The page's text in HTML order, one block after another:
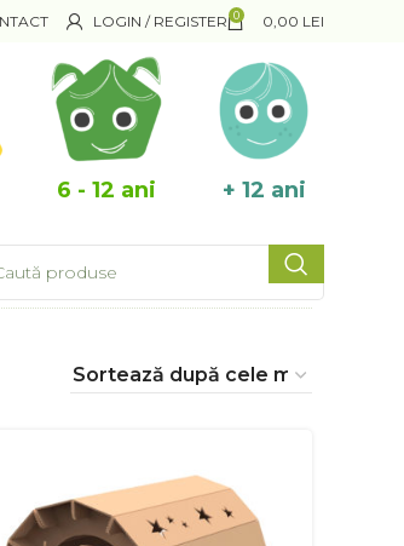
LOGIN / REGISTER 0 0,00 LEI
6 - 12 ani + 12 ani